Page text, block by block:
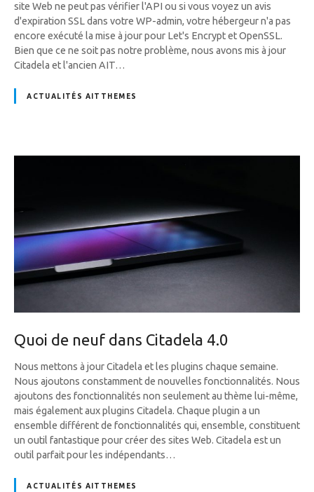
site Web ne peut pas vérifier l'API ou si vous voyez un avis
d'expiration SSL dans votre WP-admin, votre hébergeur n'a pas
encore exécuté la mise à jour pour Let's Encrypt et OpenSSL.
Bien que ce ne soit pas notre problème, nous avons mis à jour
Citadela et l'ancien AIT…
ACTUALITÉS AITTHEMES
Quoi de neuf dans Citadela 4.0
Nous mettons à jour Citadela et les plugins chaque semaine.
Nous ajoutons constamment de nouvelles fonctionnalités. Nous
ajoutons des fonctionnalités non seulement au thème lui-même,
mais également aux plugins Citadela. Chaque plugin a un
ensemble différent de fonctionnalités qui, ensemble, constituent
un outil fantastique pour créer des sites Web. Citadela est un
outil parfait pour les indépendants…
ACTUALITÉS AITTHEMES